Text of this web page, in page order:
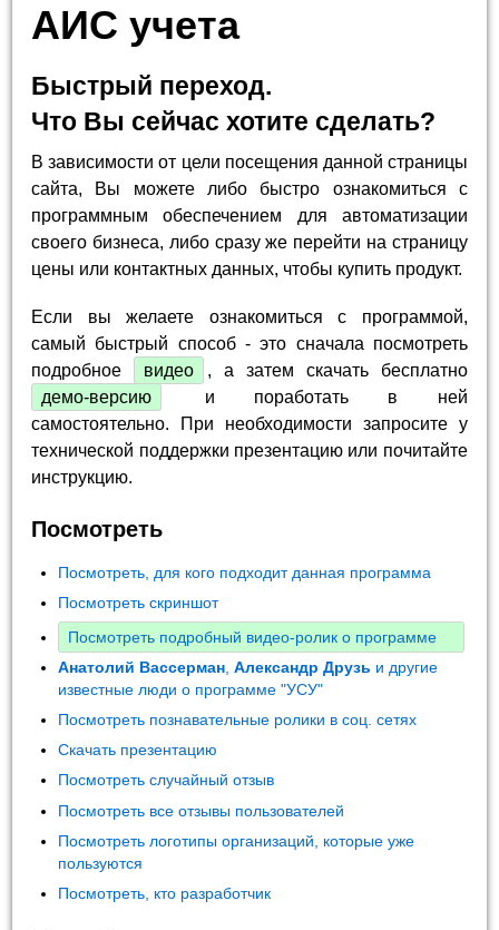
АИС учета
Быстрый переход.
Что Вы сейчас хотите сделать?
В зависимости от цели посещения данной страницы
сайта, Вы можете либо быстро ознакомиться с
программным обеспечением для автоматизации
своего бизнеса, либо сразу же перейти на страницу
цены или контактных данных, чтобы купить продукт.
Если вы желаете ознакомиться с программой,
самый быстрый способ - это сначала посмотреть
подробное
видео
, а затем скачать бесплатно
демо-версию
и поработать в ней
самостоятельно. При необходимости запросите у
технической поддержки презентацию или почитайте
инструкцию.
Посмотреть
Посмотреть, для кого подходит данная программа
Посмотреть скриншот
Посмотреть подробный видео-ролик о программе
Анатолий Вассерман ,Александр Друзь и другие
известные люди о программе "УСУ"
Посмотреть познавательные ролики в соц. сетях
Скачать презентацию
Посмотреть случайный отзыв
Посмотреть все отзывы пользователей
Посмотреть логотипы организаций, которые уже
пользуются
Посмотреть, кто разработчик